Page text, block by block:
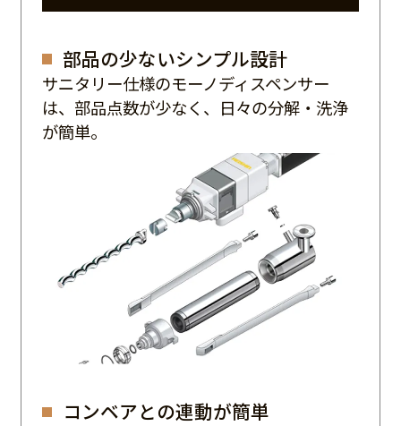
部品の少ないシンプル設計
サニタリー仕様のモーノディスペンサー
は、部品点数が少なく、日々の分解・洗浄
が簡単。
コンベアとの連動が簡単